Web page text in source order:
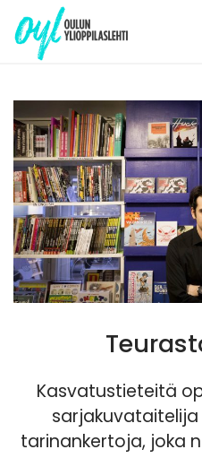
Skip
Kasvatustieteitä
tarinankertoja, joka